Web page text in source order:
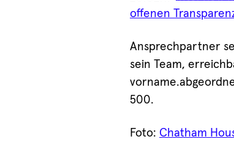
offenen
Ansprechpartner
sein Team,
500.
Foto: Chatham